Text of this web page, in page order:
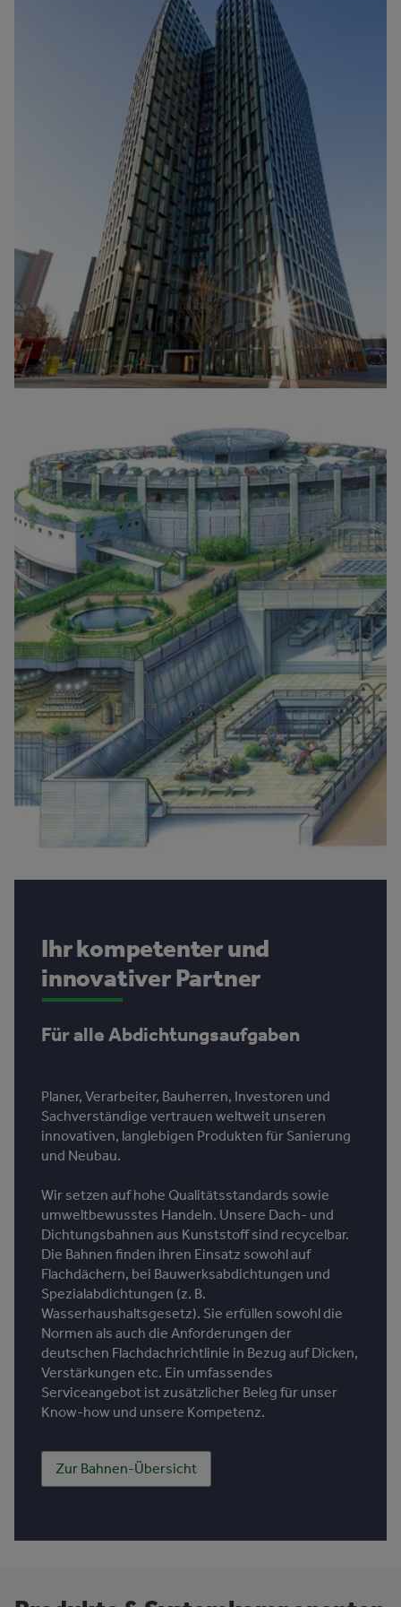
Ihr kompetenter und
innovativer Partner
Für alle Abdichtungsaufgaben
Planer, Verarbeiter, Bauherren, Investoren und
Sachverständige vertrauen weltweit unseren
innovativen, langlebigen Produkten für Sanierung
und Neubau.
Wir setzen auf hohe Qualitätsstandards sowie
umweltbewusstes Handeln. Unsere Dach- und
Dichtungsbahnen aus Kunststoff sind recycelbar.
Die Bahnen finden ihren Einsatz sowohl auf
Flachdächern, bei Bauwerksabdichtungen und
Spezialabdichtungen (z. B.
Wasserhaushaltsgesetz). Sie erfüllen sowohl die
Normen als auch die Anforderungen der
deutschen Flachdachrichtlinie in Bezug auf Dicken,
Verstärkungen etc. Ein umfassendes
Serviceangebot ist zusätzlicher Beleg für unser
Know-how und unsere Kompetenz.
Zur Bahnen-Übersicht